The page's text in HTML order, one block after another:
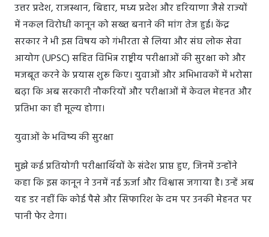
उत्तर प्रदेश, राजस्थान, बिहार, मध्य प्रदेश और हरियाणा जैसे राज्यों
में नकल विरोधी कानून को सख्त बनाने की मांग तेज हुई। केंद्र
सरकार ने भी इस विषय को गंभीरता से लिया और संघ लोक सेवा
आयोग (UPSC) सहित विभिन्न राष्ट्रीय परीक्षाओं की सुरक्षा को और
मजबूत करने के प्रयास शुरू किए। युवाओं और अभिभावकों में भरोसा
बढ़ा कि अब सरकारी नौकरियों और परीक्षाओं में केवल मेहनत और
प्रतिभा का ही मूल्य होगा।
युवाओं के भविष्य की सुरक्षा
मुझे कई प्रतियोगी परीक्षार्थियों के संदेश प्राप्त हुए, जिनमें उन्होंने
कहा कि इस कानून ने उनमें नई ऊर्जा और विश्वास जगाया है। उन्हें अब
यह डर नहीं कि कोई पैसे और सिफारिश के दम पर उनकी मेहनत पर
पानी फेर देगा।